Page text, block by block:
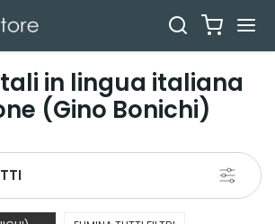
in lingua italiana
(Gino Bonichi)
Toggle